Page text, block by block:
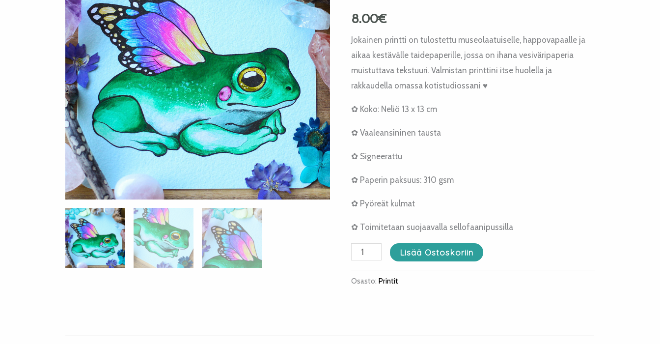
8.00€
Jokainen printti on tulostettu museolaatuiselle, happovapaalle ja
aikaa kestävälle taidepaperille, jossa on ihana vesiväripaperia
muistuttava tekstuuri. Valmistan printtini itse huolella ja
rakkaudella omassa kotistudiossani ♥
✿ Koko: Neliö 13 x 13 cm
✿ Vaaleansininen tausta
✿ Signeerattu
✿ Paperin paksuus: 310 gsm
✿ Pyöreät kulmat
✿ Toimitetaan suojaavalla sellofaanipussilla
Lisää Ostoskoriin
Osasto: Printit